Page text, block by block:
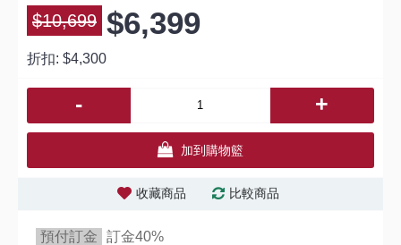
$10,699 $6,399
折扣: $4,300
- +
加到購物籃
收藏商品 比較商品
預付訂金
訂金40%